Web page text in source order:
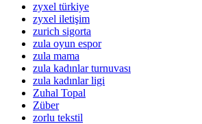
zyxel türkiye
zyxel iletişim
zurich sigorta
zula oyun espor
zula mama
zula kadınlar turnuvası
zula kadınlar ligi
Zuhal Topal
Züber
zorlu tekstil